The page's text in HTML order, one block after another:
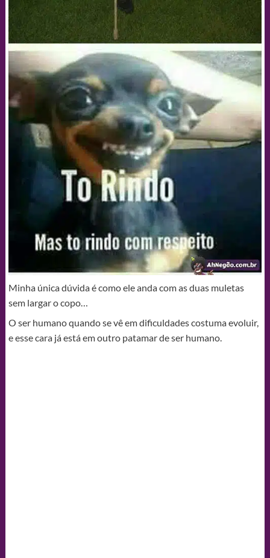
Minha única dúvida é como ele anda com as duas muletas
sem largar o copo…
O ser humano quando se vê em dificuldades costuma evoluir,
e esse cara já está em outro patamar de ser humano.